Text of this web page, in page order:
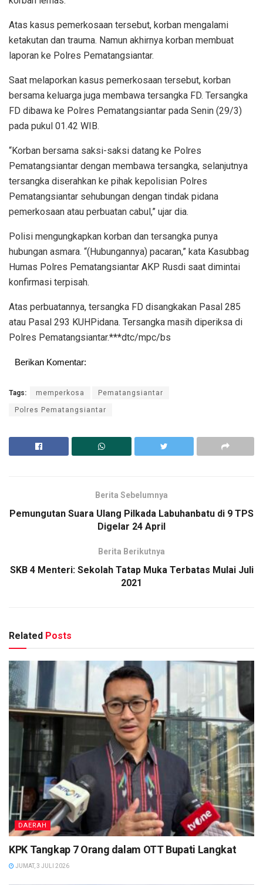
Atas kasus pemerkosaan tersebut, korban mengalami
ketakutan dan trauma. Namun akhirnya korban membuat
laporan ke Polres Pematangsiantar.
Saat melaporkan kasus pemerkosaan tersebut, korban
bersama keluarga juga membawa tersangka FD. Tersangka
FD dibawa ke Polres Pematangsiantar pada Senin (29/3)
pada pukul 01.42 WIB.
“Korban bersama saksi-saksi datang ke Polres
Pematangsiantar dengan membawa tersangka, selanjutnya
tersangka diserahkan ke pihak kepolisian Polres
Pematangsiantar sehubungan dengan tindak pidana
pemerkosaan atau perbuatan cabul,” ujar dia.
Polisi mengungkapkan korban dan tersangka punya
hubungan asmara. “(Hubungannya) pacaran,” kata Kasubbag
Humas Polres Pematangsiantar AKP Rusdi saat dimintai
konfirmasi terpisah.
Atas perbuatannya, tersangka FD disangkakan Pasal 285
atau Pasal 293 KUHPidana. Tersangka masih diperiksa di
Polres Pematangsiantar.***dtc/mpc/bs
Berikan Komentar:
Tags: memperkosa Pematangsiantar
Polres Pematangsiantar
Berita Sebelumnya
Pemungutan Suara Ulang Pilkada Labuhanbatu di 9 TPS
Digelar 24 April
Berita Berikutnya
SKB 4 Menteri: Sekolah Tatap Muka Terbatas Mulai Juli
2021
Related Posts
DAERAH
KPK Tangkap 7 Orang dalam OTT Bupati Langkat
JUMAT, 3 JULI 2026